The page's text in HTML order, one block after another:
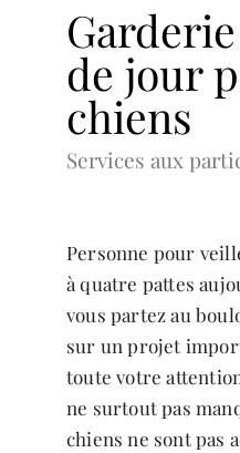
de jour
chiens
Services aux
Personne pour
à quatre pattes
vous partez au
sur un projet
toute votre
ne surtout pas
chiens ne sont pas